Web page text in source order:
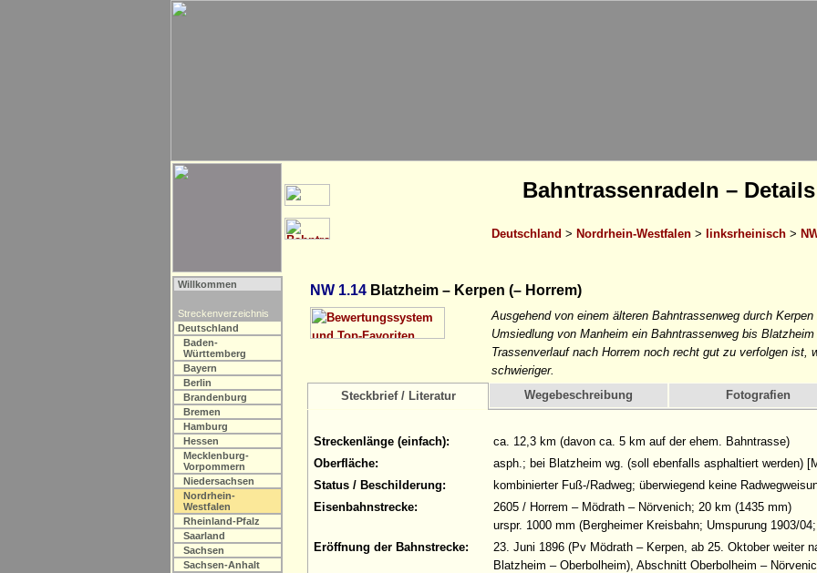
Bahntrassenradeln – Details
Deutschland > Nordrhein-Westfalen> linksrheinisch>
Willkommen
Streckenverzeichnis
Deutschland
Baden-
Württemberg
Bayern
Berlin
Brandenburg
Bremen
Hamburg
Hessen
Mecklenburg-
Vorpommern
Niedersachsen
Nordrhein-
Westfalen
Rheinland-Pfalz
Saarland
Sachsen
Sachsen-Anhalt
NW 1.14 Blatzheim – Kerpen (– Horrem)
Ausgehend von einem älteren Bahntrassenweg durch
Umsiedlung von Manheim ein Bahntrassenweg bis
Trassenverlauf nach Horrem noch recht gut zu verfolgen ist,
schwieriger.
Steckbrief / Literatur
Wegebeschreibung Fotografien
Streckenlänge (einfach):
ca. 12,3 km (davon ca. 5 km auf der ehem. Bahntrasse)
Oberfläche:
asph.; bei Blatzheim wg. (soll ebenfalls asphaltiert werden)
Status / Beschilderung:
kombinierter Fuß-/Radweg; überwiegend keine
Eisenbahnstrecke:
2605 / Horrem – Mödrath – Nörvenich; 20 km (1435 mm)
urspr. 1000 mm (Bergheimer Kreisbahn; Umspurung 1903/
Eröffnung der Bahnstrecke:
23. Juni 1896 (Pv Mödrath – Kerpen, ab 25. Oktober weiter
Blatzheim – Oberbolheim), Abschnitt Oberbolheim –